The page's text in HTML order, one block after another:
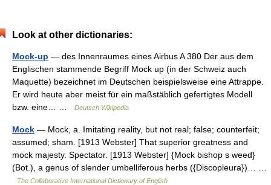
Look at other dictionaries:
Mock-up — des Innenraumes eines Airbus A 380 Der aus dem
Englischen stammende Begriff Mock up (in der Schweiz auch
Maquette) bezeichnet im Deutschen beispielsweise eine Attrappe.
Er wird heute aber meist für ein maßstäblich gefertigtes Modell
bzw. eine… …
Deutsch Wikipedia
Mock — Mock, a. Imitating reality, but not real; false; counterfeit;
assumed; sham. [1913 Webster] That superior greatness and
mock majesty. Spectator. [1913 Webster] {Mock bishop s weed}
(Bot.), a genus of slender umbelliferous herbs ({Discopleura})… …
The Collaborative International Dictionary of English